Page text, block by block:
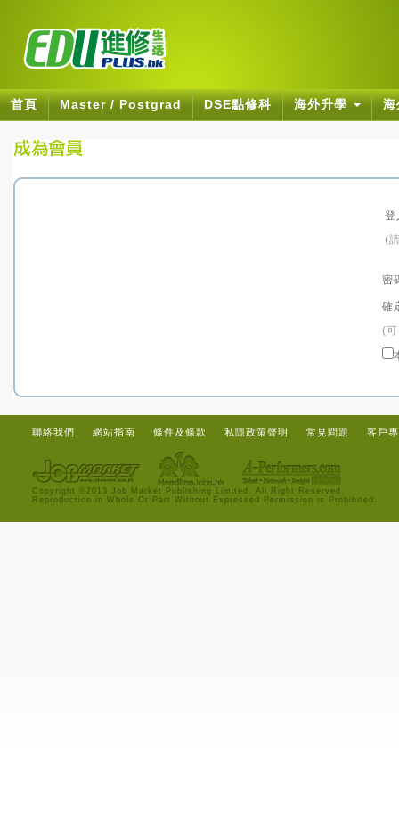
首頁 Master / Postgrad DSE點修科 海外升學
登
(
密
確
(
聯絡我們 網站指南 條件及條款 私隱政策聲明 常見問題 客戶
Copyright ©2013 Job Market Publishing Limited. All Right Reserved.
Reproduction in Whole Or Part Without Expressed Permission is Prohibited.